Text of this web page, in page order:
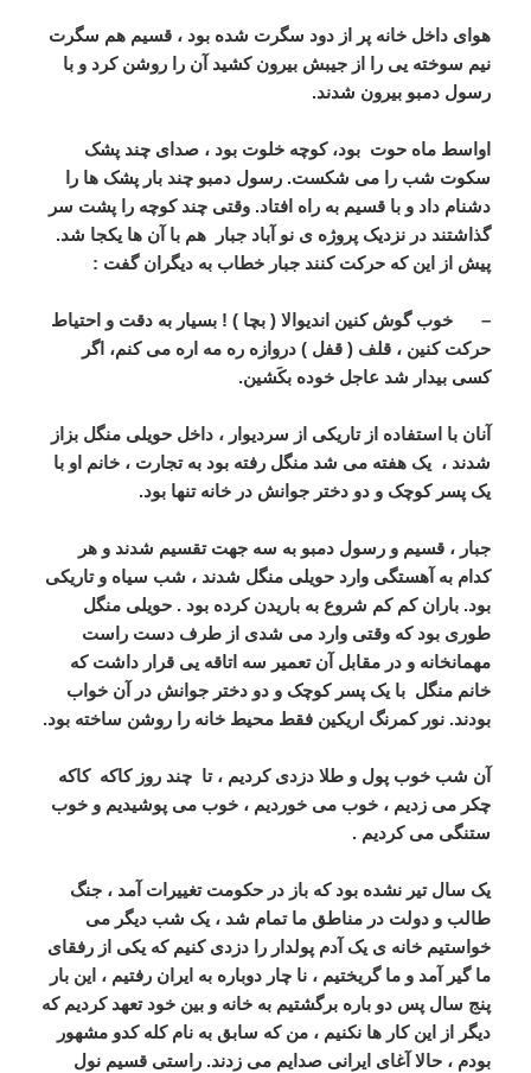
هوای داخل خانه پر از دود سگرت شده بود ، قسیم هم سگرت
نیم سوخته یی را از جیبش بیرون کشید آن را روشن کرد و با
رسول دمبو بیرون شدند.
اواسط ماه حوت بود، کوچه خلوت بود ، صدای چند پشک
سکوت شب را می شکست. رسول دمبو چند بار پشک ها را
دشنام داد و با قسیم به راه افتاد. وقتی چند کوچه را پشت سر
گذاشتند در نزدیک پروژه ی نو آباد جبار هم با آن ها یکجا شد.
پیش از این که حرکت کنند جبار خطاب به دیگران گفت :
– خوب گوش کنین اندیوالا ( بچا ) ! بسیار به دقت و احتیاط
حرکت کنین ، قلف ( قفل ) دروازه ره مه اره می کنم، اگر
کسی بیدار شد عاجل خوده بکَشین.
آنان با استفاده از تاریکی از سردیوار ، داخل حویلی منگل بزاز
شدند ، یک هفته می شد منگل رفته بود به تجارت ، خانم او با
یک پسر کوچک و دو دختر جوانش در خانه تنها بود.
جبار ، قسیم و رسول دمبو به سه جهت تقسیم شدند و هر
کدام به آهستگی وارد حویلی منگل شدند ، شب سیاه و تاریکی
بود. باران کم کم شروع به باریدن کرده بود . حویلی منگل
طوری بود که وقتی وارد می شدی از طرف دست راست
مهمانخانه و در مقابل آن تعمیر سه اتاقه یی قرار داشت که
خانم منگل با یک پسر کوچک و دو دختر جوانش در آن خواب
بودند. نور کمرنگ اریکین فقط محیط خانه را روشن ساخته بود.
آن شب خوب پول و طلا دزدی کردیم ، تا چند روز کاکه کاکه
چکر می زدیم ، خوب می خوردیم ، خوب می پوشیدیم و خوب
ستنگی می کردیم .
یک سال تیر نشده بود که باز در حکومت تغییرات آمد ، جنگ
طالب و دولت در مناطق ما تمام شد ، یک شب دیگر می
خواستیم خانه ی یک آدم پولدار را دزدی کنیم که یکی از رفقای
ما گیر آمد و ما گریختیم ، نا چار دوباره به ایران رفتیم ، این بار
پنج سال پس دو باره برگشتیم به خانه و بین خود تعهد کردیم که
دیگر از این کار ها نکنیم ، من که سابق به نام کله کدو مشهور
بودم ، حالا آغای ایرانی صدایم می زدند. راستی قسیم نول